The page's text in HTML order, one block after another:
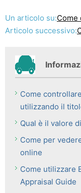
Un articolo su:Come
Articolo successivo:
Come
utilizzando il
Qual è il valore
Come per
online
Come utilizzare
Appraisal Guide